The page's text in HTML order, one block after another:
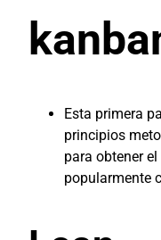
Esta primera
principios
para obtener
popularmente